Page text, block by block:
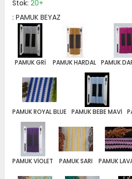
Stok: 20+
: PAMUK BEYAZ
PAMUK GRİ PAMUK HARDAL PAMUK
PAMUK ROYAL BLUE PAMUK BEBE MAVİ
PAMUK VİOLET PAMUK SARI PAMUK